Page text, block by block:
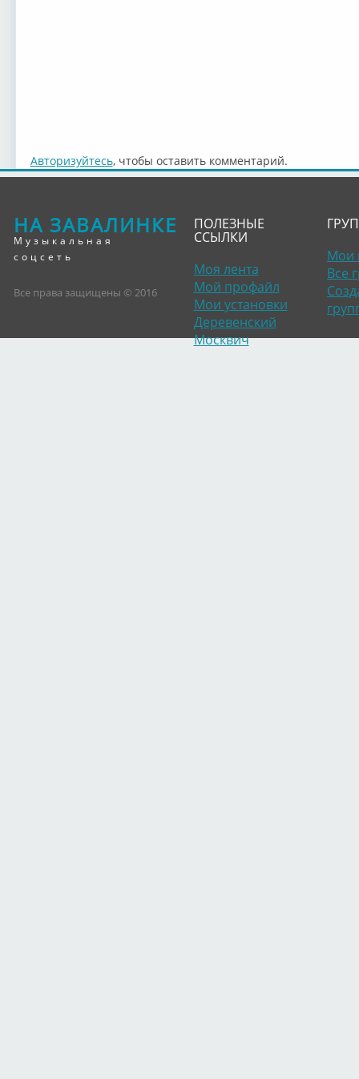
Авторизуйтесь, чтобы оставить комментарий.
НА ЗАВАЛИНКЕ
Музыкальная
соцсеть
Все права защищены © 2016
ПОЛЕЗНЫЕ
ССЫЛКИ
Моя лента
Мой профайл
Мои установки
Деревенский
Москвич
Мои
Все